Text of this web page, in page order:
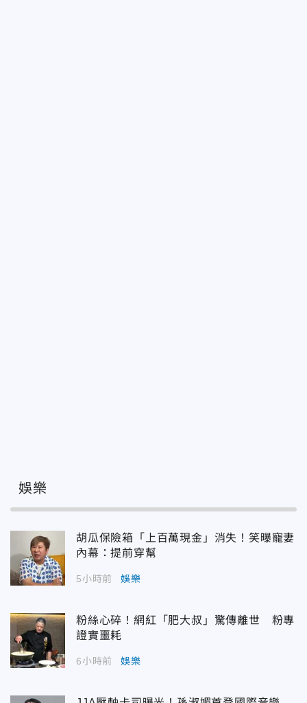
娛樂
胡瓜保險箱「上百萬現金」消失！笑曝寵妻
內幕：提前穿幫
5小時前 娛樂
粉絲心碎！網紅「肥大叔」驚傳離世 粉專
證實噩耗
6小時前 娛樂